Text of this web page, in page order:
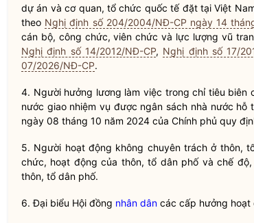
dự án và cơ quan, tổ chức quốc tế đặt tại Việt
theo Nghị định số 204/2004/NĐ-CP ngày 14
cán bộ, công chức, viên chức và lực lượng vũ
Nghị định số 14/2012/NĐ-CP, Nghị định số 17/
07/2026/NĐ-CP.
4. Người hưởng lương làm việc trong chỉ tiêu biên
nước giao nhiệm vụ được ngân sách nhà nước hỗ
ngày 08 tháng 10 năm 2024 của Chính phủ quy
5. Người hoạt động không chuyên trách ở thôn,
chức, hoạt động của thôn, tổ dân phố và chế
thôn, tổ dân phố.
6. Đại biểu Hội đồng nhân dân các cấp hưởng hoạt